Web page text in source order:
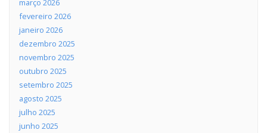
março 2026
fevereiro 2026
janeiro 2026
dezembro 2025
novembro 2025
outubro 2025
setembro 2025
agosto 2025
julho 2025
junho 2025